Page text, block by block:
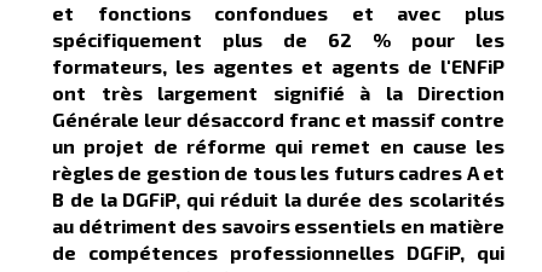
et fonctions confondues et avec plus
spécifiquement plus de 62 % pour les
formateurs, les agentes et agents de l'ENFiP
ont très largement signifié à la Direction
Générale leur désaccord franc et massif contre
un projet de réforme qui remet en cause les
règles de gestion de tous les futurs cadres A et
B de la DGFiP, qui réduit la durée des scolarités
au détriment des savoirs essentiels en matière
de compétences professionnelles DGFiP, qui